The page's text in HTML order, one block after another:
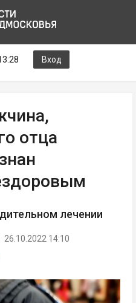
Вход
отца
лечении
26.10.2022 14:10